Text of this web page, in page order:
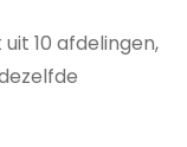
10 afdelingen,